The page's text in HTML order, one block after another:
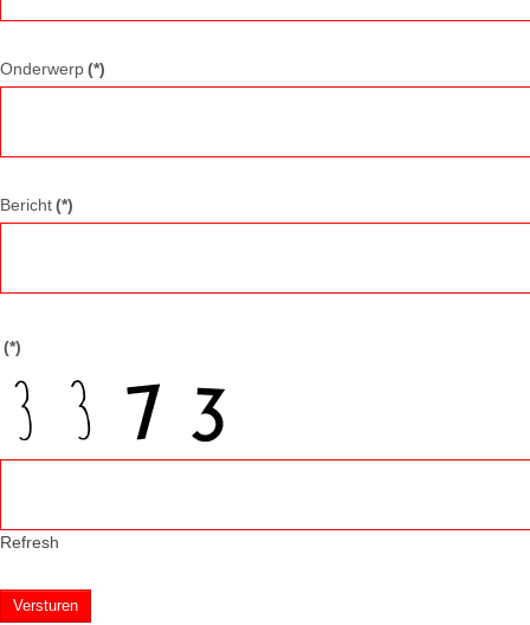
Onderwerp(*)
Bericht(*)
(*)
Refresh
Versturen